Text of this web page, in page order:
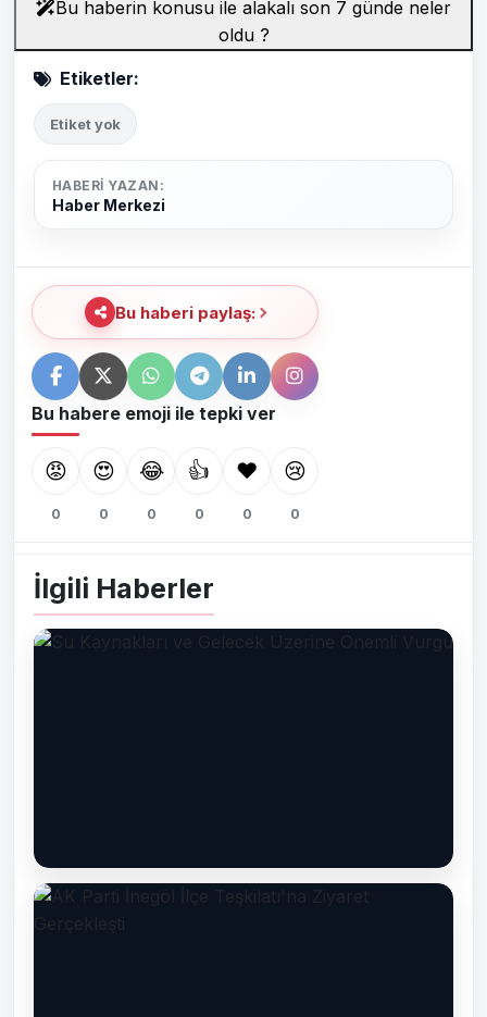
Bu haberin konusu ile alakalı son 7 günde neler
oldu ?
Etiketler:
Etiket yok
HABERI YAZAN:
Haber Merkezi
Bu haberi paylaş:
Bu habere emoji ile tepki ver
😡 😍 😂 👍 ❤️ 😢
0 0 0 0 0 0
İlgili Haberler